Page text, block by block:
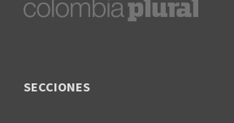
SECCIONES